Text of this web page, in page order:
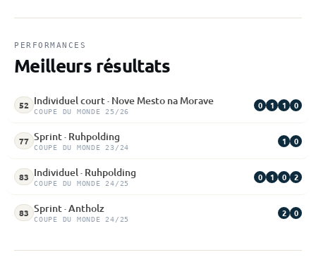
PERFORMANCES
Meilleurs résultats
52 Individuel court · Nove Mesto na Morave
COUPE DU MONDE 25/26
0 1 1 0
77 Sprint · Ruhpolding
COUPE DU MONDE 23/24
1 0
83 Individuel · Ruhpolding
COUPE DU MONDE 24/25
0 1 0 2
83 Sprint · Antholz
COUPE DU MONDE 24/25
2 0